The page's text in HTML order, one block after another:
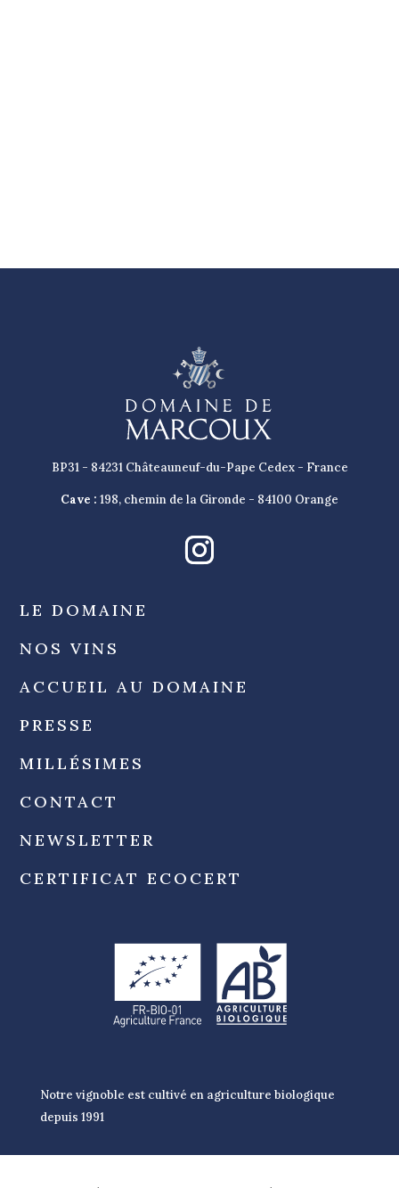
BP31 - 84231 Châteauneuf-du-Pape Cedex - France
Cave : 198, chemin de la Gironde - 84100 Orange
LE DOMAINE
NOS VINS
ACCUEIL AU DOMAINE
PRESSE
MILLÉSIMES
CONTACT
NEWSLETTER
CERTIFICAT ECOCERT
Notre vignoble est cultivé en agriculture biologique
depuis 1991